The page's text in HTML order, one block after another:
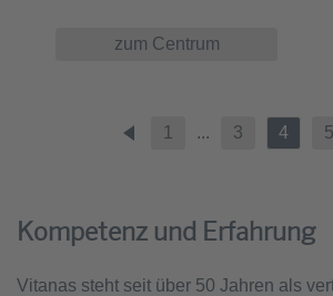
zum Centrum
1 ... 3 4 5
Kompetenz und Erfahrung
Vitanas steht seit über 50 Jahren als